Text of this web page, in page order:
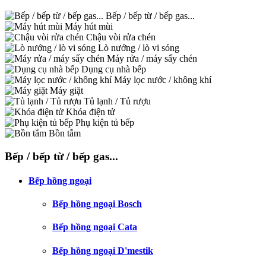
Bếp / bếp từ / bếp gas...
Máy hút mùi
Chậu vòi rửa chén
Lò nướng / lò vi sóng
Máy rửa / máy sấy chén
Dụng cụ nhà bếp
Máy lọc nước / không khí
Máy giặt
Tủ lạnh / Tủ rượu
Khóa điện tử
Phụ kiện tủ bếp
Bồn tắm
Bếp / bếp từ / bếp gas...
Bếp hồng ngoại
Bếp hồng ngoại Bosch
Bếp hồng ngoại Cata
Bếp hồng ngoại D'mestik